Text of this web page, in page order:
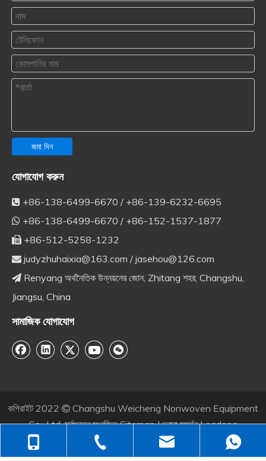
জমা দিন
যোগাযোগ করুন
 +86-138-6499-6670 / +86-139-6232-6695
 +86-138-6499-6670 / +86-152-1537-1877
 +86-512-5258-1232
 judyzhuhaixia@163.com / jasehou@126.com
 Renyang অর্থনৈতিক উন্নয়নের জোন, Zhitang শহর, Changshu,
Jiangsu, China
সামাজিক যোগাযোগ
কপিরাইট 2022  Changshu Weicheng Nonwoven Equipment
Co., Ltd. সর্বস্বত্ব সংরক্ষিতSitemap| দ্বারা সমর্থন Leadong